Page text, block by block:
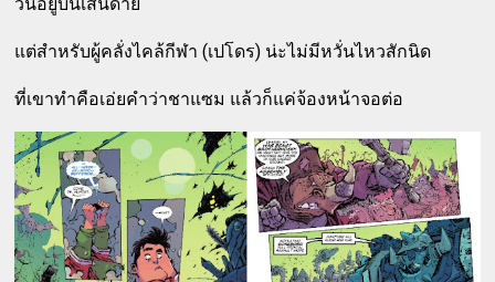
แต่สำหรับผู้คลั่งไคล้กีฬา (เปโดร) น่ะไม่มีหวั่นไหวสักนิด
ที่เขาทำคือเอ่ยคำว่าชาแซม แล้วก็แค่จ้องหน้าจอต่อ